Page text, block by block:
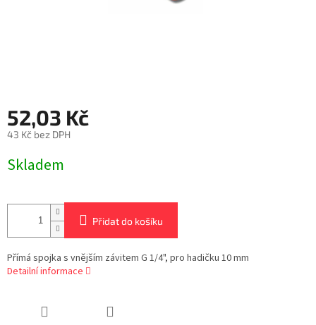
52,03 Kč
43 Kč bez DPH
cena:
Skladem
Přidat do košíku
Přímá spojka s vnějším závitem G 1/4", pro hadičku 10 mm
Detailní informace